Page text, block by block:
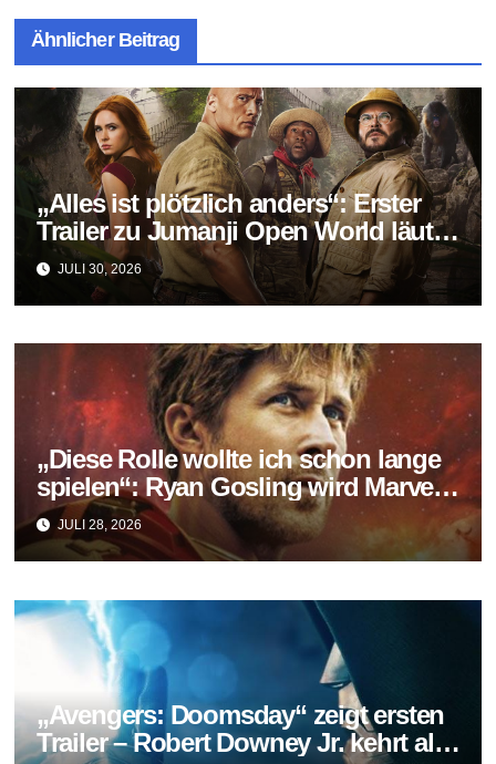
Ähnlicher Beitrag
„Alles ist plötzlich anders“: Erster
Trailer zu Jumanji Open World läutet
das Finale der Reihe ein
JULI 30, 2026
„Diese Rolle wollte ich schon lange
spielen“: Ryan Gosling wird Marvels
neuer Ghost Rider
JULI 28, 2026
„Avengers: Doomsday“ zeigt ersten
Trailer – Robert Downey Jr. kehrt als